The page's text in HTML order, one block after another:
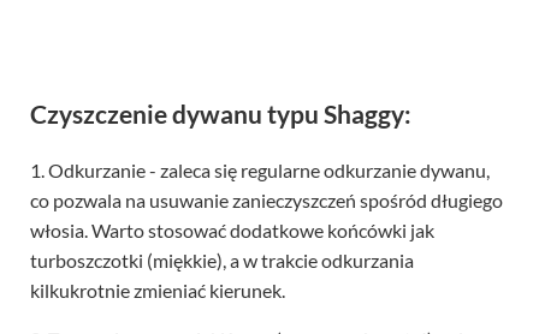
Czyszczenie dywanu typu Shaggy:
1. Odkurzanie - zaleca się regularne odkurzanie dywanu,
co pozwala na usuwanie zanieczyszczeń spośród długiego
włosia. Warto stosować dodatkowe końcówki jak
turboszczotki (miękkie), a w trakcie odkurzania
kilkukrotnie zmieniać kierunek.